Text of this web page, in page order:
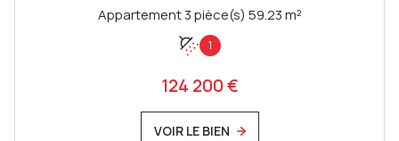
Appartement 3 pièce(s) 59.23 m²
1
124 200 €
VOIR LE BIEN